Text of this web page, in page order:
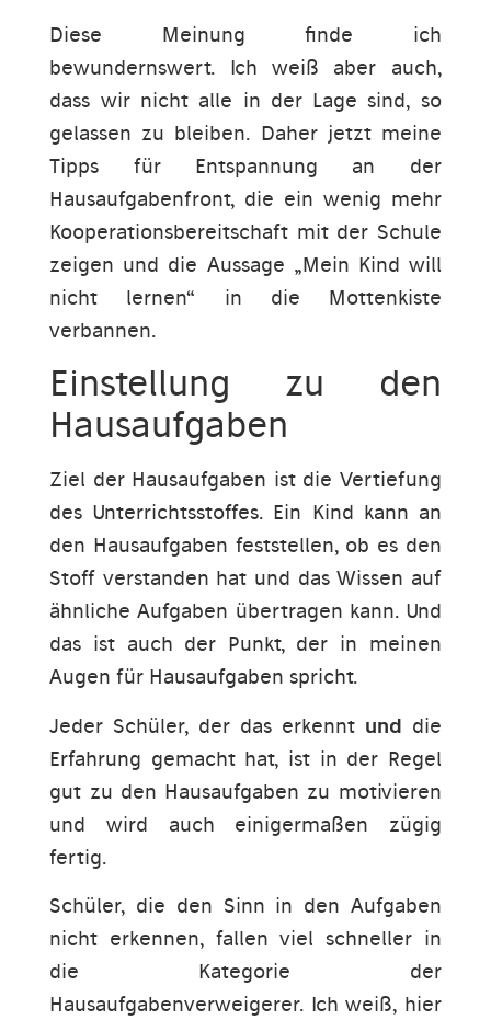
Diese Meinung finde ich
bewundernswert. Ich weiß aber auch,
dass wir nicht alle in der Lage sind, so
gelassen zu bleiben. Daher jetzt meine
Tipps für Entspannung an der
Hausaufgabenfront, die ein wenig mehr
Kooperationsbereitschaft mit der Schule
zeigen und die Aussage „Mein Kind will
nicht lernen“ in die Mottenkiste
verbannen.
Einstellung zu den
Hausaufgaben
Ziel der Hausaufgaben ist die Vertiefung
des Unterrichtsstoffes. Ein Kind kann an
den Hausaufgaben feststellen, ob es den
Stoff verstanden hat und das Wissen auf
ähnliche Aufgaben übertragen kann. Und
das ist auch der Punkt, der in meinen
Augen für Hausaufgaben spricht.
Jeder Schüler, der das erkennt und die
Erfahrung gemacht hat, ist in der Regel
gut zu den Hausaufgaben zu motivieren
und wird auch einigermaßen zügig
fertig.
Schüler, die den Sinn in den Aufgaben
nicht erkennen, fallen viel schneller in
die Kategorie der
Hausaufgabenverweigerer. Ich weiß, hier